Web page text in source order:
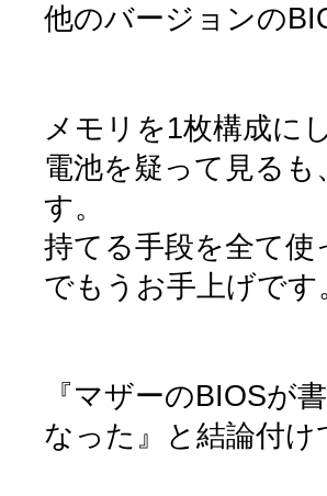
他のバージョンの
メモリを1枚構成に
電池を疑って見る
す。
持てる手段を全て
でもうお手上げです
『マザーのBIOSが
なった』と結論付